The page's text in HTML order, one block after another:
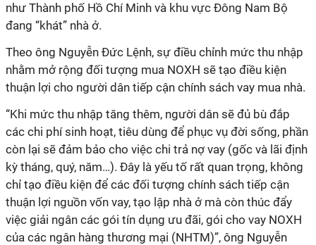
như Thành phố Hồ Chí Minh và khu vực Đông Nam Bộ
đang “khát” nhà ở.
Theo ông Nguyễn Đức Lệnh, sự điều chỉnh mức thu nhập
nhằm mở rộng đối tượng mua NOXH sẽ tạo điều kiện
thuận lợi cho người dân tiếp cận chính sách vay mua nhà.
“Khi mức thu nhập tăng thêm, người dân sẽ đủ bù đắp
các chi phí sinh hoạt, tiêu dùng để phục vụ đời sống, phần
còn lại sẽ đảm bảo cho việc chi trả nợ vay (gốc và lãi định
kỳ tháng, quý, năm…). Đây là yếu tố rất quan trọng, không
chỉ tạo điều kiện để các đối tượng chính sách tiếp cận
thuận lợi nguồn vốn vay, tạo lập nhà ở mà còn thúc đẩy
việc giải ngân các gói tín dụng ưu đãi, gói cho vay NOXH
của các ngân hàng thương mại (NHTM)”, ông Nguyễn